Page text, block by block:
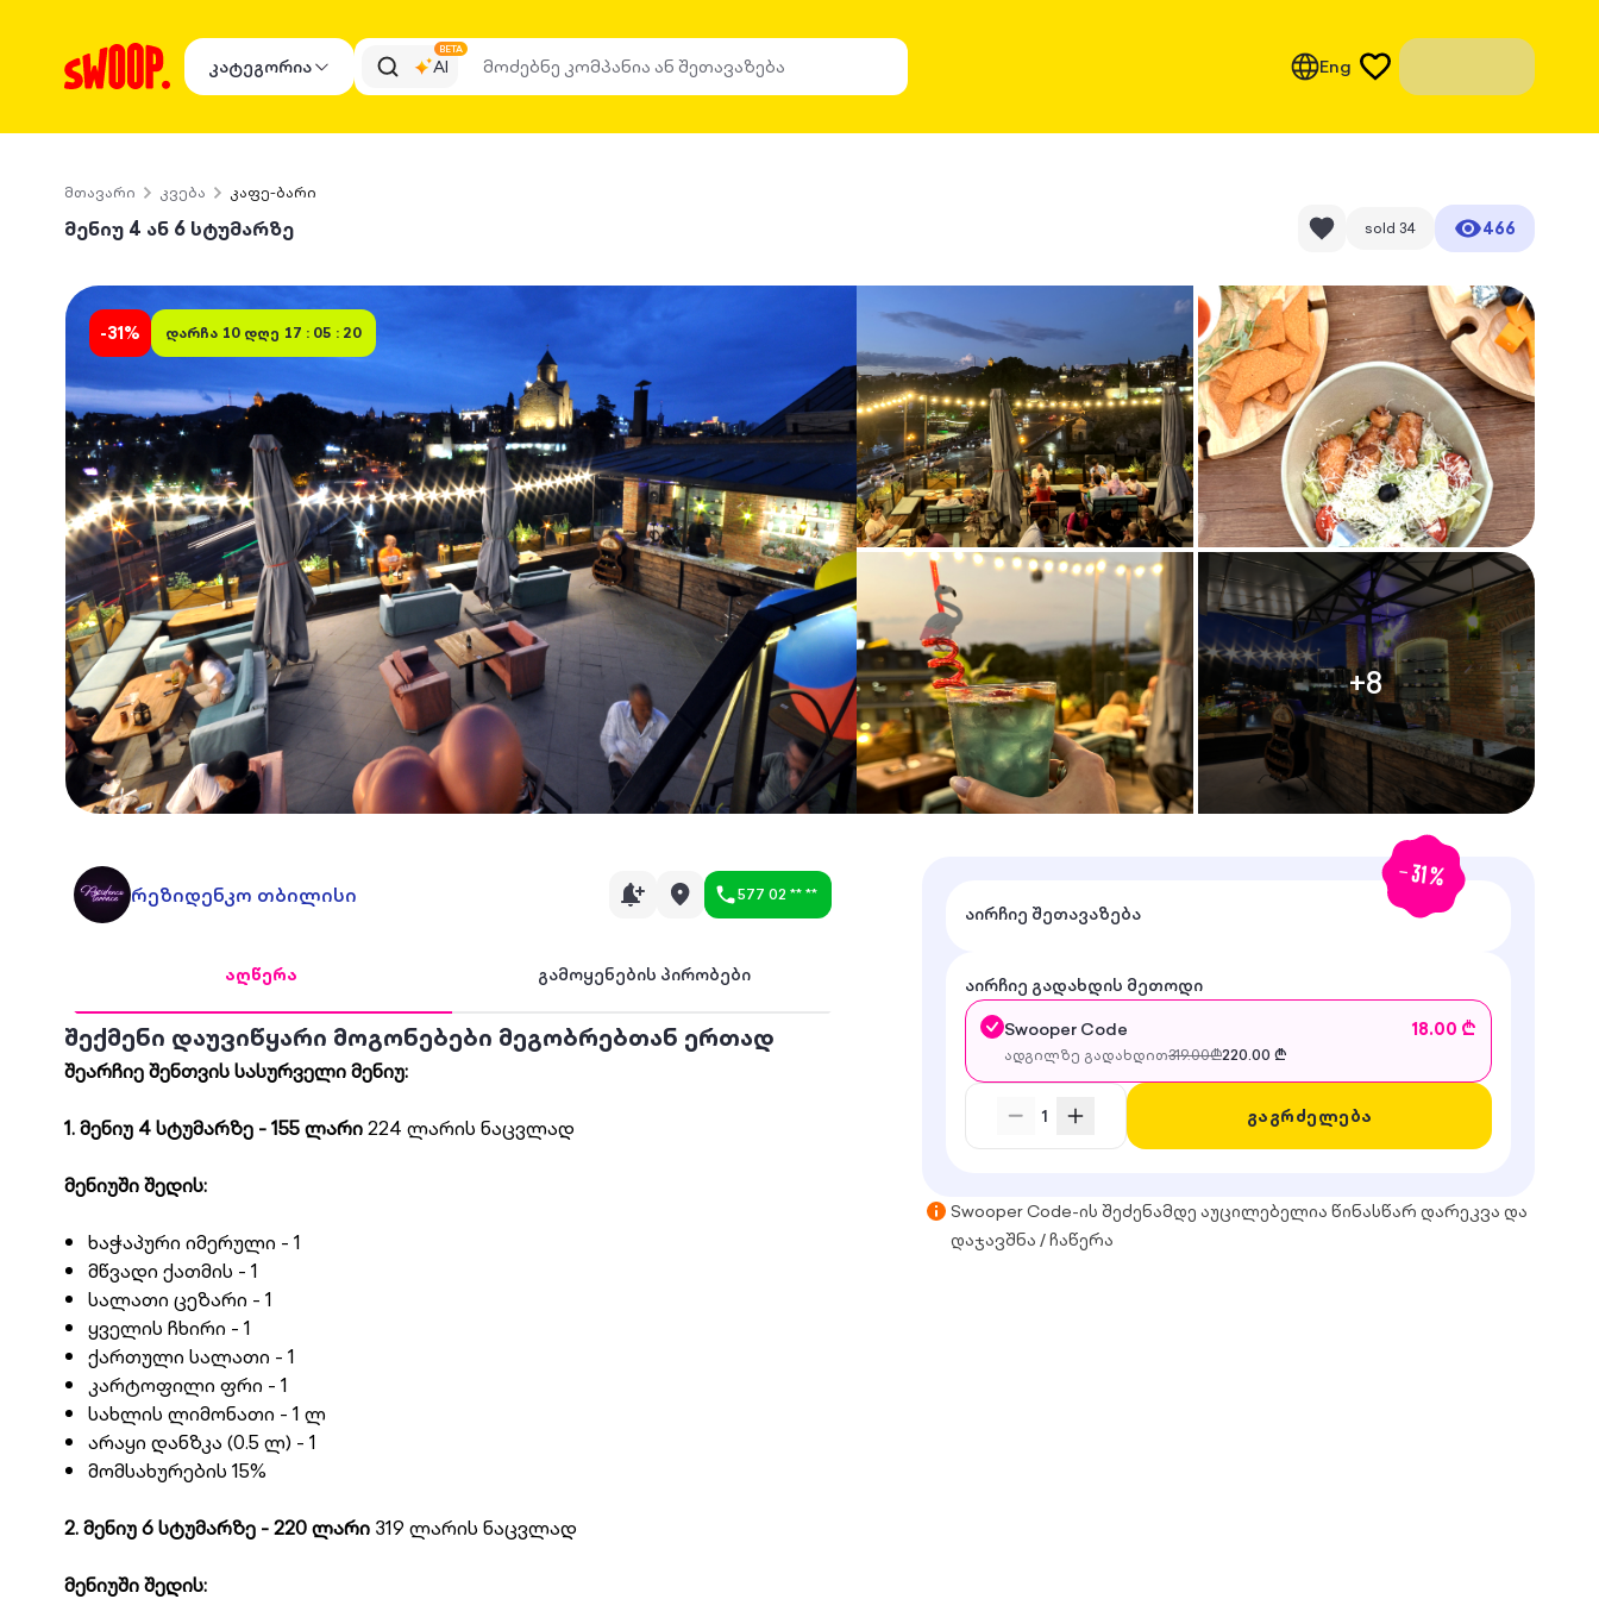
კატეგორია AI
BETA
Eng
მთავარი კვება კაფე-ბარი
მენიუ 4 ან 6 სტუმარზე sold 34 466
+8
-31% დარჩა 10 დღე 17 : 05 : 20
რეზიდენკო თბილისი 577 02 ** **
აღწერა გამოყენების პირობები
შექმენი დაუვიწყარი მოგონებები მეგობრებთან ერთად
შეარჩიე შენთვის სასურველი მენიუ:
1. მენიუ 4 სტუმარზე - 155 ლარი224 ლარის ნაცვლად
მენიუში შედის:
ხაჭაპური იმერული - 1
მწვადი ქათმის - 1
სალათი ცეზარი - 1
ყველის ჩხირი - 1
ქართული სალათი - 1
კარტოფილი ფრი - 1
სახლის ლიმონათი - 1 ლ
არაყი დანზკა (0.5 ლ) - 1
მომსახურების 15%
2. მენიუ 6 სტუმარზე - 220 ლარი319 ლარის ნაცვლად
მენიუში შედის:
-31%
აირჩიე შეთავაზება
აირჩიე გადახდის მეთოდი
Swooper Code
18.00 ₾
ადგილზე გადახდით319.00₾220.00 ₾
1 გაგრძელება
Swooper Code-ის შეძენამდე აუცილებელია წინასწარ დარეკვა და
დაჯავშნა / ჩაწერა